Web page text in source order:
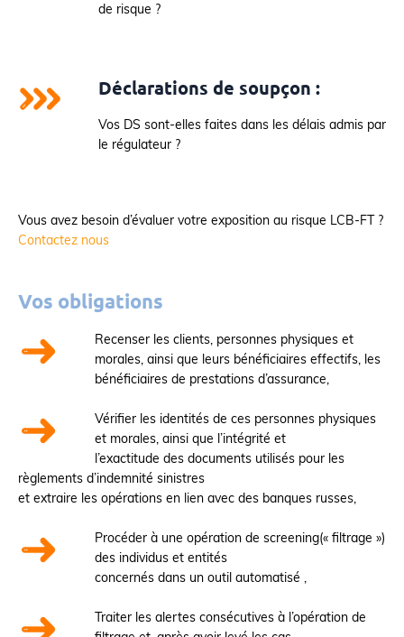
de risque ?
Déclarations de soupçon :
Vos DS sont-elles faites dans les délais admis par
le régulateur ?
Vous avez besoin d’évaluer votre exposition au risque LCB-FT ?
Contactez nous
Vos obligations
Recenser les clients, personnes physiques et
morales, ainsi que leurs bénéficiaires effectifs, les
bénéficiaires de prestations d’assurance,
Vérifier les identités de ces personnes physiques
et morales, ainsi que l’intégrité et
l’exactitude des documents utilisés pour les
règlements d’indemnité sinistres
et extraire les opérations en lien avec des banques russes,
Procéder à une opération de screening(« filtrage »)
des individus et entités
concernés dans un outil automatisé ,
Traiter les alertes consécutives à l’opération de